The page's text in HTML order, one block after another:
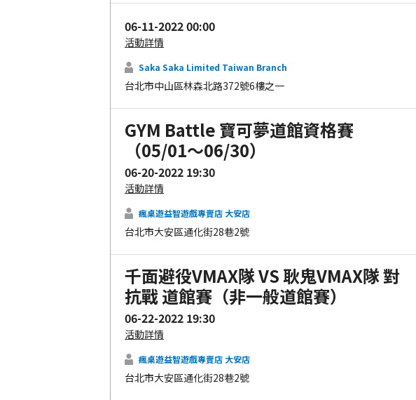
06-11-2022 00:00
活動詳情
Saka Saka Limited Taiwan Branch
台北市中山區林森北路372號6樓之一
GYM Battle 寶可夢道館資格賽
（05/01～06/30）
06-20-2022 19:30
活動詳情
瘋桌遊益智遊戲專賣店 大安店
台北市大安區通化街28巷2號
千面避役VMAX隊 VS 耿鬼VMAX隊 對
抗戰 道館賽（非一般道館賽）
06-22-2022 19:30
活動詳情
瘋桌遊益智遊戲專賣店 大安店
台北市大安區通化街28巷2號